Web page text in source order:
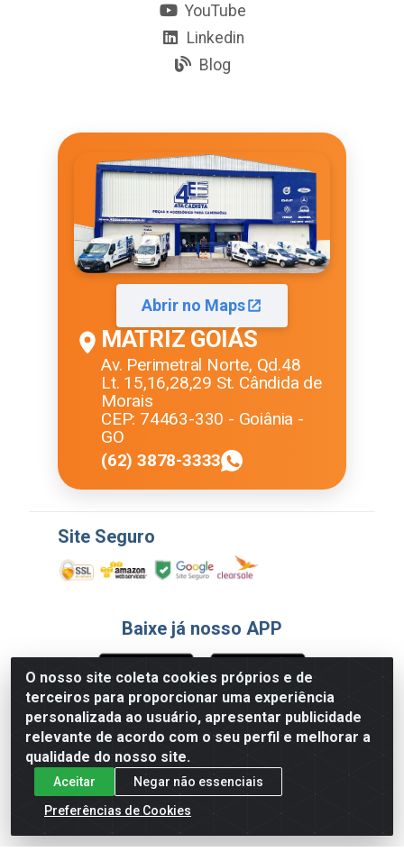
O nosso site coleta cookies próprios e de
terceiros para proporcionar uma experiência
personalizada ao usuário, apresentar publicidade
relevante de acordo com o seu perfil e melhorar a
qualidade do nosso site.
Aceitar
Negar não essenciais
Preferências de Cookies
YouTube
Linkedin
Blog
Abrir no Maps
MATRIZ GOIÁS
Av. Perimetral Norte, Qd.48
Lt. 15,16,28,29 St. Cândida de
Morais
CEP: 74463-330 - Goiânia -
GO
(62) 3878-3333
Site Seguro
Baixe já nosso APP
Formas de Pagamento